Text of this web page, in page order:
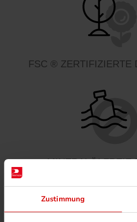
Zustimmung
FSC ® ZERTIFIZIERTE
MINERALÖLFREIE